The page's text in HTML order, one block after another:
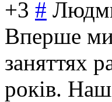
+3 #
Вперше
заняттях
років.